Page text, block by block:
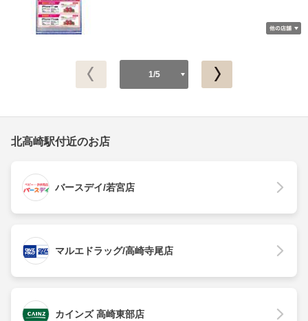
1/5
北高崎駅付近のお店
バースデイ/若宮店
マルエドラッグ/高崎寺尾店
カインズ 高崎東部店